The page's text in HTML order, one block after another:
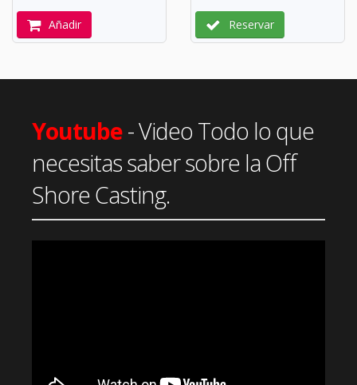
Añadir Reservar
Youtube- Video Todo lo que
necesitas saber sobre la Off
Shore Casting.